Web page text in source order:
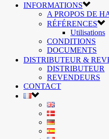
INFORMATIONS
A PROPOS DE
RÉFÉRENCES
Utilisations
CONDITIONS
DOCUMENTS
DISTRIBUTEUR &
DISTRIBUTEUR
REVENDEURS
CONTACT